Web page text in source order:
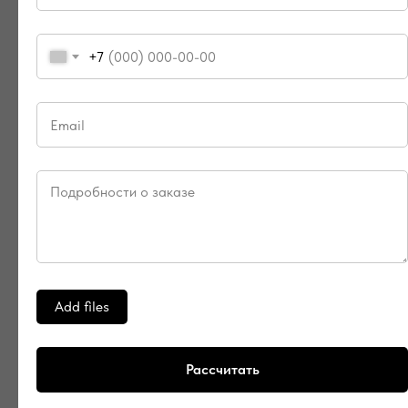
+7
Add files
Рассчитать